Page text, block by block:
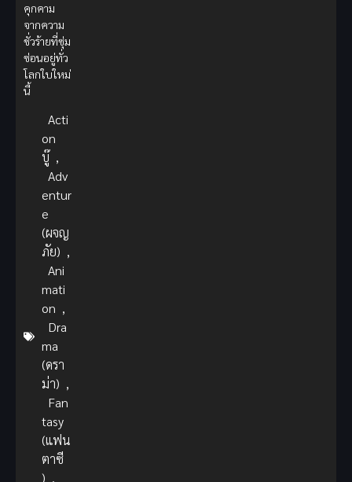
คุกคาม
จากความ
ชั่วร้ายที่ซุ่ม
ซ่อนอยู่ทั่ว
โลกใบใหม่
นี้
Acti
on
บู๊ ,
Adv
entur
e
(ผจญ
ภัย) ,
Ani
mati
on ,
Dra
ma
(ดรา
ม่า) ,
Fan
tasy
(แฟน
ตาซี
) ,